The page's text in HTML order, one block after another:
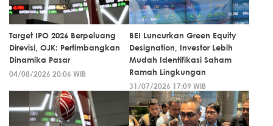
Target IPO 2026 Berpeluang
Direvisi, OJK: Pertimbangkan
Dinamika Pasar
04/08/2026 20:06 WIB
BEI Luncurkan Green Equity
Designation, Investor Lebih
Mudah Identifikasi Saham
Ramah Lingkungan
31/07/2026 17:09 WIB